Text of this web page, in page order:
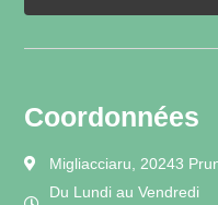
Coordonnées
Migliacciaru, 20243
Du Lundi au Vendredi